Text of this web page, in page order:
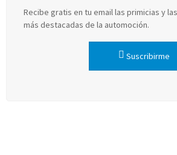
Recibe gratis en tu email las primicias y
más destacadas de la automoción.
Suscribirme